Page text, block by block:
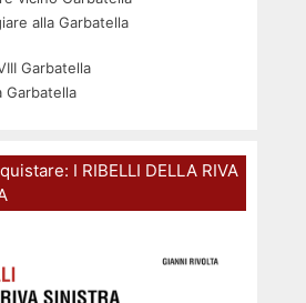
alla Garbatella
Garbatella
Garbatella
I RIBELLI DELLA RIVA